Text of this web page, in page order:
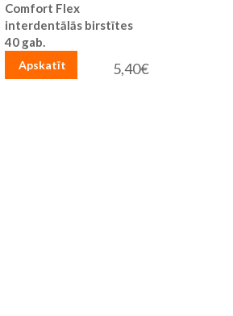
Comfort Flex
interdentālās birstītes
40 gab.
5,40€
Apskatīt